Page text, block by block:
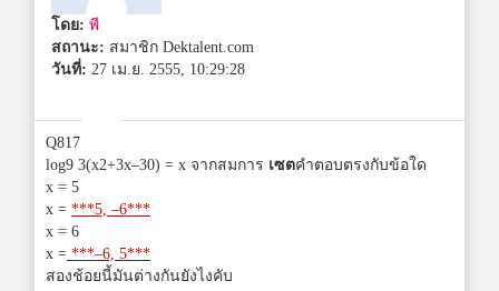
โดย: พี
สถานะ: สมาชิก Dektalent.com
วันที่: 27 เม.ย. 2555, 10:29:28
Q817
log9 3(x2+3x–30) = x จากสมการ เซตคำตอบตรงกับข้อใด
x = 5
x = ***5, –6***
x = 6
x = ***–6, 5***
สองช้อยนี้มันต่างกันยังไงคับ